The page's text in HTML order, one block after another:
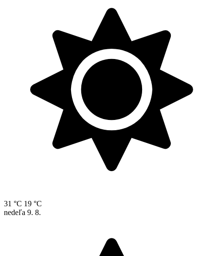
31 °C 19 °C
nedeľa 9. 8.